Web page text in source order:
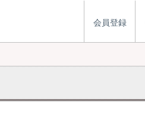
会員登録